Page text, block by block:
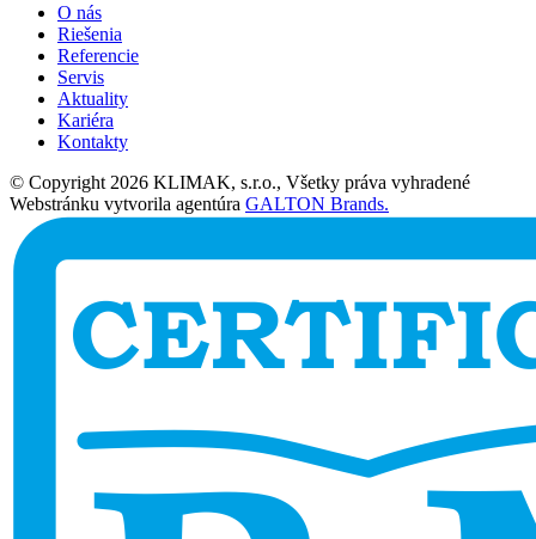
O nás
Riešenia
Referencie
Servis
Aktuality
Kariéra
Kontakty
© Copyright 2026 KLIMAK, s.r.o., Všetky práva vyhradené
Webstránku vytvorila agentúra GALTON Brands.